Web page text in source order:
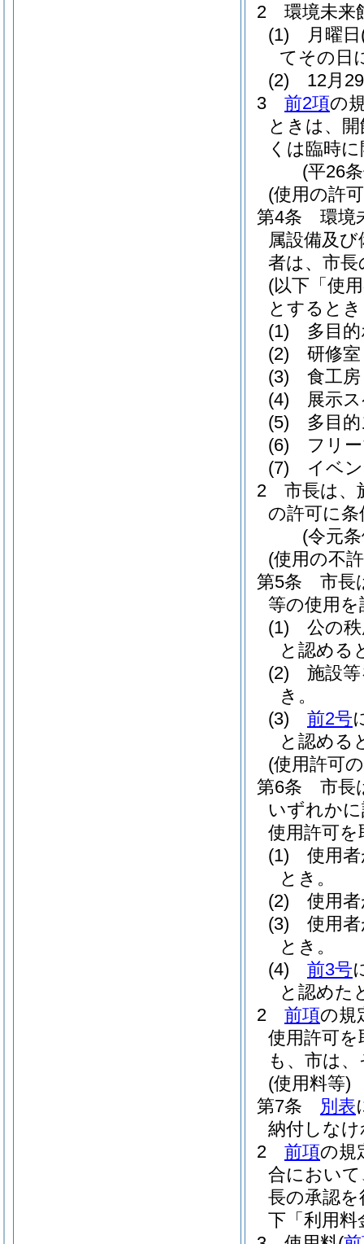
2
環境未来
(1)
月曜日
てその日
(2)
12月
3
前2項の
ときは、
くは臨時
(平26
(使用の許
第4条
環境
属設備及び
者は、市
(以下「使
とすると
(1)
多目
(2)
研修室
(3)
食工房
(4)
展示
(5)
多目
(6)
フリ
(7)
イベ
2
市長は、
の許可に
(令元
(使用の不
第5条
市長
等の使用
(1)
公の
と認める
(2)
施設
き。
(3)
前2号
と認める
(使用許可
第6条
市長
いずれか
使用許可
(1)
使用
とき。
(2)
使用
(3)
使用
とき。
(4)
前3号
と認めた
2
前項の規
使用許可
も、市は
(使用料等)
第7条
別表
納付しな
2
前項の規
合において
長の承認
下「利用料